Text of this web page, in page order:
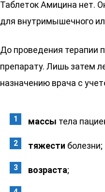
Таблеток Амицина нет.
для внутримышечного
До проведения терапии
препарату. Лишь затем
назначению врача с
массы тела
тяжести болезни;
возраста;